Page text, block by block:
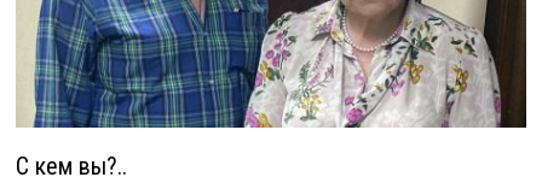
С кем вы?..